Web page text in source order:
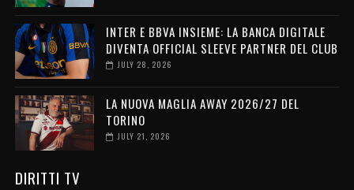
INTER E BBVA INSIEME: LA BANCA DIGITALE
DIVENTA OFFICIAL SLEEVE PARTNER DEL CLUB
JULY 28, 2026
LA NUOVA MAGLIA AWAY 2026/27 DEL
TORINO
JULY 21, 2026
DIRITTI TV